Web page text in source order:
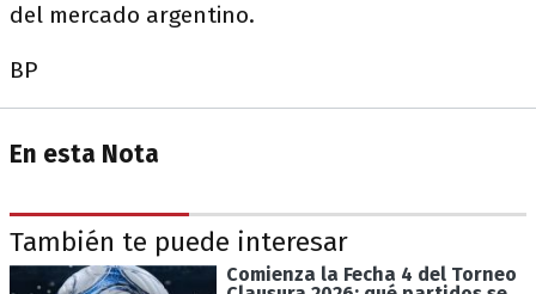
del mercado argentino.
BP
En esta Nota
También te puede interesar
Comienza la Fecha 4 del Torneo